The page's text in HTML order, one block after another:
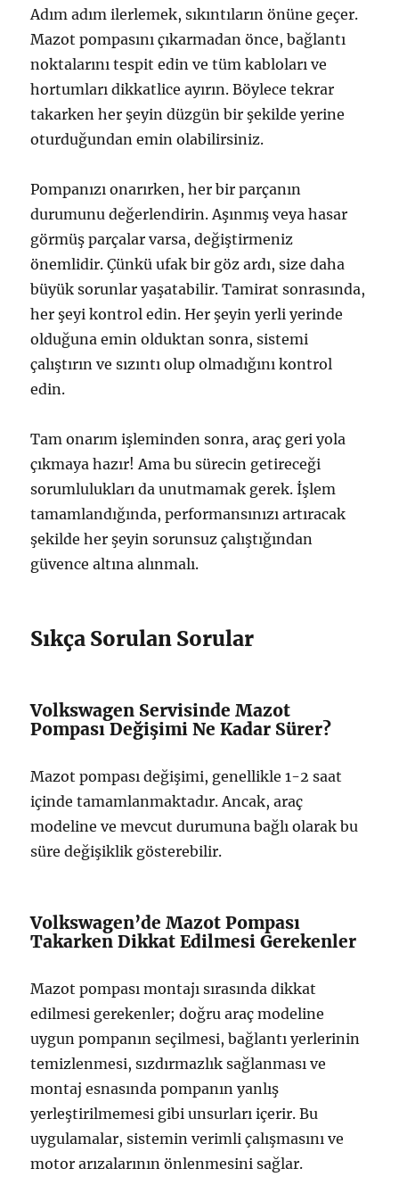
Adım adım ilerlemek, sıkıntıların önüne geçer.
Mazot pompasını çıkarmadan önce, bağlantı
noktalarını tespit edin ve tüm kabloları ve
hortumları dikkatlice ayırın. Böylece tekrar
takarken her şeyin düzgün bir şekilde yerine
oturduğundan emin olabilirsiniz.
Pompanızı onarırken, her bir parçanın
durumunu değerlendirin. Aşınmış veya hasar
görmüş parçalar varsa, değiştirmeniz
önemlidir. Çünkü ufak bir göz ardı, size daha
büyük sorunlar yaşatabilir. Tamirat sonrasında,
her şeyi kontrol edin. Her şeyin yerli yerinde
olduğuna emin olduktan sonra, sistemi
çalıştırın ve sızıntı olup olmadığını kontrol
edin.
Tam onarım işleminden sonra, araç geri yola
çıkmaya hazır! Ama bu sürecin getireceği
sorumlulukları da unutmamak gerek. İşlem
tamamlandığında, performansınızı artıracak
şekilde her şeyin sorunsuz çalıştığından
güvence altına alınmalı.
Sıkça Sorulan Sorular
Volkswagen Servisinde Mazot
Pompası Değişimi Ne Kadar Sürer?
Mazot pompası değişimi, genellikle 1-2 saat
içinde tamamlanmaktadır. Ancak, araç
modeline ve mevcut durumuna bağlı olarak bu
süre değişiklik gösterebilir.
Volkswagen’de Mazot Pompası
Takarken Dikkat Edilmesi Gerekenler
Mazot pompası montajı sırasında dikkat
edilmesi gerekenler; doğru araç modeline
uygun pompanın seçilmesi, bağlantı yerlerinin
temizlenmesi, sızdırmazlık sağlanması ve
montaj esnasında pompanın yanlış
yerleştirilmemesi gibi unsurları içerir. Bu
uygulamalar, sistemin verimli çalışmasını ve
motor arızalarının önlenmesini sağlar.